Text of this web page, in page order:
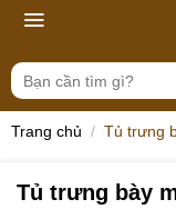
Skip
content
Tìm
kiếm:
Trang chủ / Tủ trưng
Tủ trưng bày